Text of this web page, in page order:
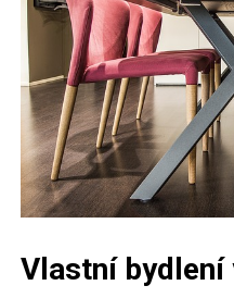
Vlastní bydlení